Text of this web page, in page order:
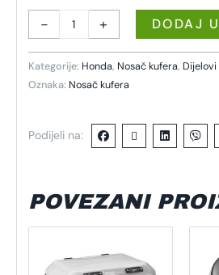
- + DODAJ
Kategorije: Honda, Nosač kufera,
Oznaka: Nosač kufera
Podijeli na:
POVEZANI